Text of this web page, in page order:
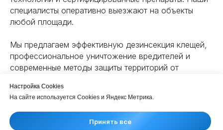
специалисты оперативно выезжают на объекты
любой площади.
Мы предлагаем эффективную дезинсекция клещей,
профессиональное уничтожение вредителей и
современные методы защиты территорий от
Специалисты обеспечивают надежную защиту
участка от опасных вредителей. Если требуется
быстро травить клещей, провести
Настройка Cookies
На сайте используется Cookies и Яндекс Метрика.
Принять все